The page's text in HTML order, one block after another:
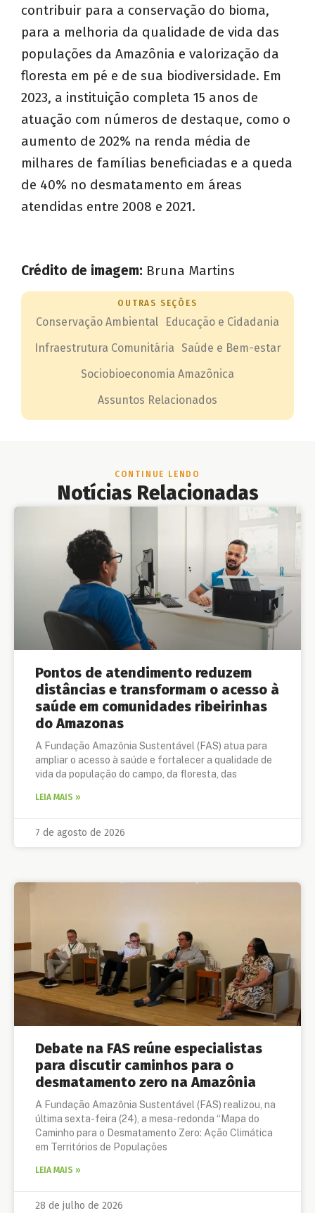
contribuir para a conservação do bioma,
para a melhoria da qualidade de vida das
populações da Amazônia e valorização da
floresta em pé e de sua biodiversidade. Em
2023, a instituição completa 15 anos de
atuação com números de destaque, como o
aumento de 202% na renda média de
milhares de famílias beneficiadas e a queda
de 40% no desmatamento em áreas
atendidas entre 2008 e 2021.
Crédito de imagem: Bruna Martins
OUTRAS SEÇÕES
Conservação Ambiental
Educação e Cidadania
Infraestrutura Comunitária Saúde e Bem-estar
Sociobioeconomia Amazônica
Assuntos Relacionados
CONTINUE LENDO
Notícias Relacionadas
Pontos de atendimento reduzem
distâncias e transformam o acesso à
saúde em comunidades ribeirinhas
do Amazonas
A Fundação Amazônia Sustentável (FAS) atua para
ampliar o acesso à saúde e fortalecer a qualidade de
vida da população do campo, da floresta, das
LEIA MAIS »
7 de agosto de 2026
Debate na FAS reúne especialistas
para discutir caminhos para o
desmatamento zero na Amazônia
A Fundação Amazônia Sustentável (FAS) realizou, na
última sexta-feira (24), a mesa-redonda “Mapa do
Caminho para o Desmatamento Zero: Ação Climática
em Territórios de Populações
LEIA MAIS »
28 de julho de 2026